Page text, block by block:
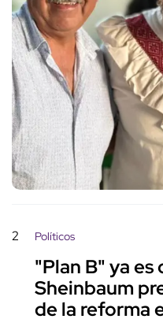
2 Políticos
"Plan B" ya
Sheinbaum
de la reforma